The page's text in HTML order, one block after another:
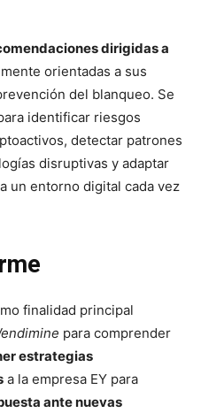
dirigidas a
orientadas a sus
del blanqueo. Se
identificar riesgos
detectar patrones
disruptivas y adaptar
un entorno digital cada vez
finalidad principal
para comprender
estrategias
a la empresa EY para
ante nuevas